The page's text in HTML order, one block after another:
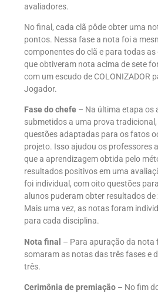
avaliadores.
No final, cada clã pôde obter uma
pontos. Nessa fase a nota foi a
componentes do clã e para todas
que obtiveram nota acima de sete
com um escudo de COLONIZADOR
Jogador.
Fase do chefe – Na última etapa os
submetidos a uma prova
questões adaptadas para os fatos
projeto. Isso ajudou os professores
que a aprendizagem obtida pelo
resultados positivos em uma
foi individual, com oito questões
alunos puderam obter resultados de
Mais uma vez, as notas foram
para cada disciplina.
Nota final – Para apuração da nota
somaram as notas das três fases e
três.
Cerimônia de premiação – No fim